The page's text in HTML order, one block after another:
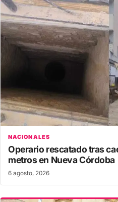
NACIONALES
Operario rescatado tras
metros en Nueva Córdoba
6 agosto, 2026